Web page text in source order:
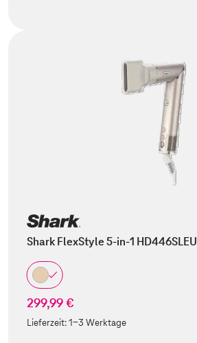
Shark FlexStyle 5-in-1 HD446SLEU
299,99 €
Lieferzeit:1-3 Werktage